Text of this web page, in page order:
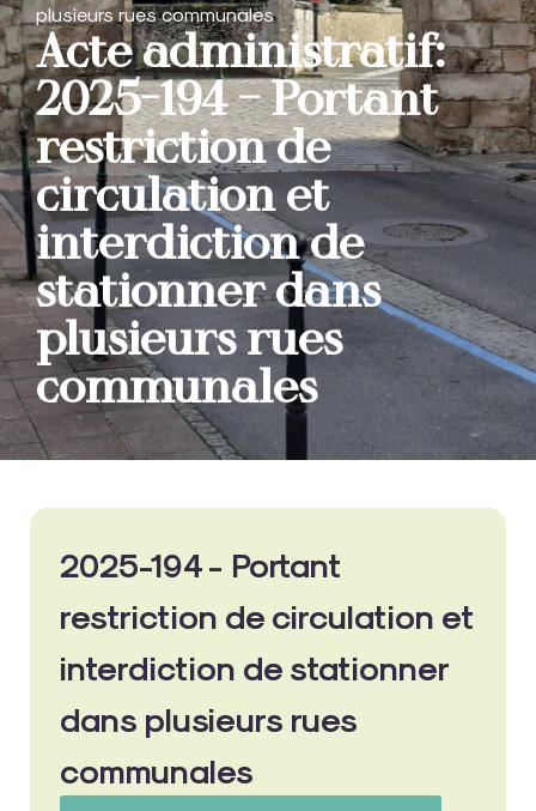
plusieurs rues communales
Acte administratif:
2025-194 – Portant
restriction de
circulation et
interdiction de
stationner dans
plusieurs rues
communales
2025-194 - Portant
restriction de circulation et
interdiction de stationner
dans plusieurs rues
communales